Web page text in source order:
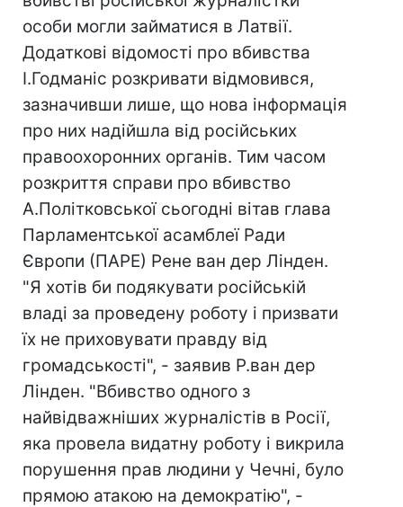
особи могли займатися в Латвії.
Додаткові відомості про вбивства
І.Годманіс розкривати відмовився,
зазначивши лише, що нова інформація
про них надійшла від російських
правоохоронних органів. Тим часом
розкриття справи про вбивство
А.Політковської сьогодні вітав глава
Парламентської асамблеї Ради
Європи (ПАРЕ) Рене ван дер Лінден.
"Я хотів би подякувати російській
владі за проведену роботу і призвати
їх не приховувати правду від
громадськості", - заявив Р.ван дер
Лінден. "Вбивство одного з
найвідважніших журналістів в Росії,
яка провела видатну роботу і викрила
порушення прав людини у Чечні, було
прямою атакою на демократію", -